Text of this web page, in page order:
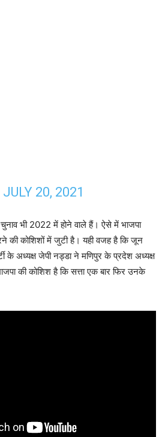
JULY 20, 2021
भी 2022 में होने वाले हैं। ऐसे में भाजपा
की कोशिशों में जुटी है। यही वजह है कि जून
के अध्यक्ष जेपी नड्डा ने मणिपुर के प्रदेश अध्यक्ष
की कोशिश है कि सत्ता एक बार फिर उनके